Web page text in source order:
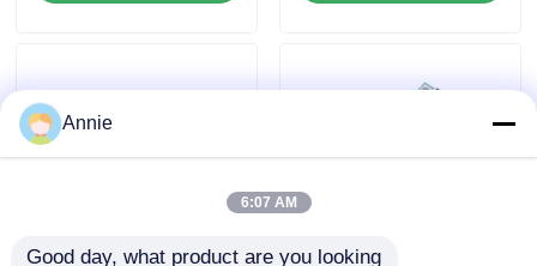
กรณี
โมดูลบอร์ดเครื่องขยายเสียง
Annie
6:07 AM
Good day, what product are you looking